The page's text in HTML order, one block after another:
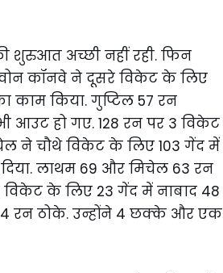
शुरुआत अच्छी नहीं रही. फिन
कॉनवे ने दूसरे विकेट के लिए
काम किया. गुप्टिल 57 रन
हो गए. 128 रन पर 3 विकेट
ने चौथे विकेट के लिए 103 गेंद में
लाथम 69 और मिचेल 63 रन
के लिए 23 गेंद में नाबाद 48
रन ठोके. उन्होंने 4 छक्के और एक